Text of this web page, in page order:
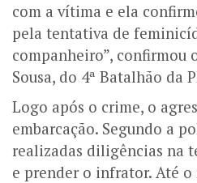
com a vítima e ela
pela tentativa de
companheiro”, confirmou
Sousa, do 4ª Batalhão da
Logo após o crime, o
embarcação. Segundo a
realizadas diligências na
e prender o infrator. Até o